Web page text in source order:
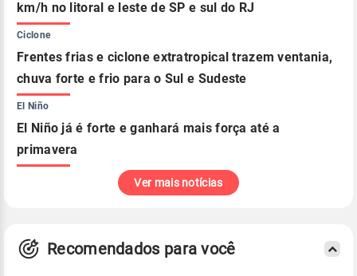
km/h no litoral e leste de SP e sul do RJ
Ciclone
Frentes frias e ciclone extratropical trazem ventania,
chuva forte e frio para o Sul e Sudeste
El Niño
El Niño já é forte e ganhará mais força até a
primavera
Ver mais notícias
Recomendados para você